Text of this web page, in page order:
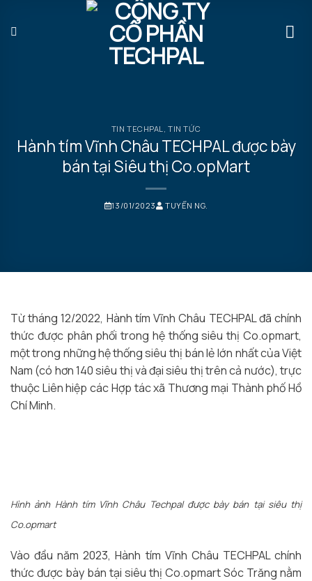
qua
TIN TECHPAL ,TIN TỨC
Hành tím Vĩnh Châu TECHPAL được bày
bán tại Siêu thị Co.opMart
13/01/2023 TUYỂN NG.
Từ tháng 12/2022, Hành tím Vĩnh Châu TECHPAL đã chính
thức được phân phối trong hệ thống siêu thị Co.opmart,
một trong những hệ thống siêu thị bán lẻ lớn nhất của Việt
Nam (có hơn 140 siêu thị và đại siêu thị trên cả nước), trực
thuộc Liên hiệp các Hợp tác xã Thương mại Thành phố Hồ
Chí Minh.
Hình ảnh Hành tím Vĩnh Châu Techpal được bày bán tại siêu thị
Co.opmart
Vào đầu năm 2023, Hành tím Vĩnh Châu TECHPAL chính
thức được bày bán tại siêu thị Co.opmart Sóc Trăng nằm